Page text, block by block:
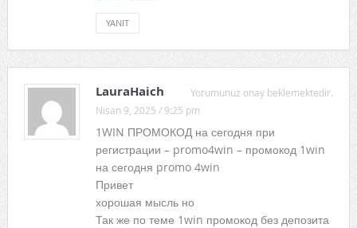
YANIT
Yorumunuz onay beklemektedir.
LauraHaich
Nisan 9, 2025 / 9:25 pm
1WIN ПРОМОКОД на сегодня при
регистрации – promo4win – промокод 1win
на сегодня promo 4win
Привет
хорошая мысль но
Так же по теме 1win промокод без депозита